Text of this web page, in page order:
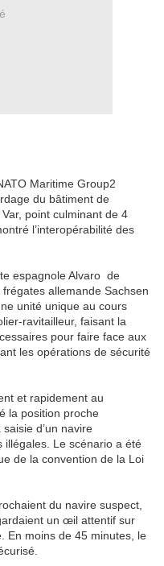
Maritime Group2
du bâtiment de
point culminant de 4
l’interopérabilité des
espagnole Alvaro de
allemande Sachsen
unité unique au cours
ravitailleur, faisant la
pour faire face aux
les opérations de sécurité
et rapidement au
la position proche
d’un navire
illégales. Le scénario a été
de la convention de la Loi
du navire suspect,
un œil attentif sur
En moins de 45 minutes, le